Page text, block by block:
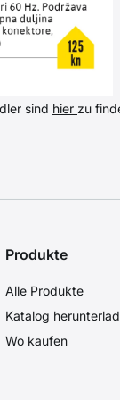
sind hier zu
Produkte
Alle Produkte
Katalog
Wo kaufen